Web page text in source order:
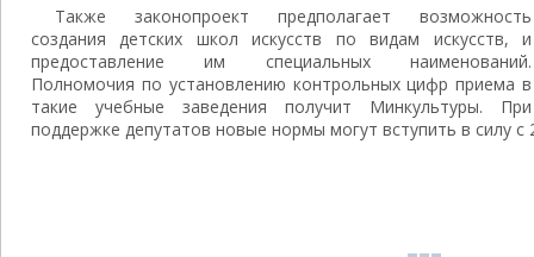
Также законопроект предполагает возможность
создания детских школ искусств по видам искусств, и
предоставление им специальных наименований.
Полномочия по установлению контрольных цифр приема в
такие учебные заведения получит Минкультуры. При
поддержке депутатов новые нормы могут вступить в силу с